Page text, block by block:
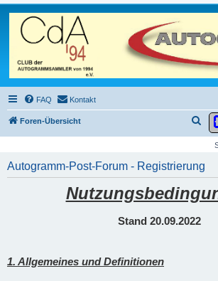
FAQ Kontakt
Foren-Übersicht
u
h
e
Autogramm-Post-Forum - Registrierung
Stand 20.09.2022
1. Allgemeines und Definitionen